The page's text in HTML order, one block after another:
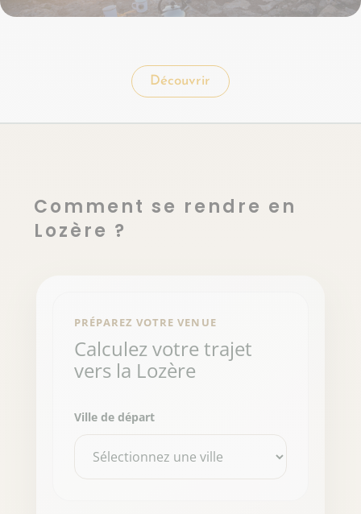
Découvrir
Comment se rendre en
Lozère ?
PRÉPAREZ VOTRE VENUE
Calculez votre trajet
vers la Lozère
Ville de départ